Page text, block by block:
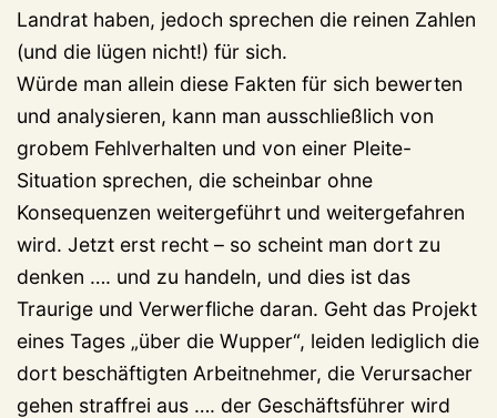
Landrat haben, jedoch sprechen die reinen Zahlen
(und die lügen nicht!) für sich.
Würde man allein diese Fakten für sich bewerten
und analysieren, kann man ausschließlich von
grobem Fehlverhalten und von einer Pleite-
Situation sprechen, die scheinbar ohne
Konsequenzen weitergeführt und weitergefahren
wird. Jetzt erst recht – so scheint man dort zu
denken …. und zu handeln, und dies ist das
Traurige und Verwerfliche daran. Geht das Projekt
eines Tages „über die Wupper“, leiden lediglich die
dort beschäftigten Arbeitnehmer, die Verursacher
gehen straffrei aus …. der Geschäftsführer wird